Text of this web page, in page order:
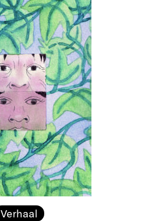
Verhaal